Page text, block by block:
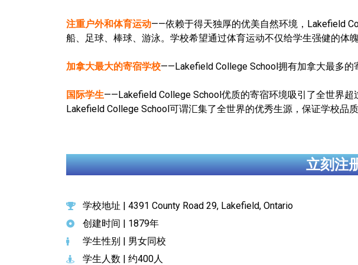
注重户外和体育运动——依赖于得天独厚的优美自然环境，Lakefield
船、足球、棒球、游泳。学校希望通过体育运动不仅给学生强健的体
加拿大最大的寄宿学校——Lakefield College School拥有加拿大最多的
国际学生——Lakefield College School优质的寄宿环境吸引了全世界超
Lakefield College School可谓汇集了全世界的优秀生源，保证学校品
立刻注
学校地址 | 4391 County Road 29, Lakefield, Ontario
创建时间 | 1879年
学生性别 | 男女同校
学生人数 | 约400人